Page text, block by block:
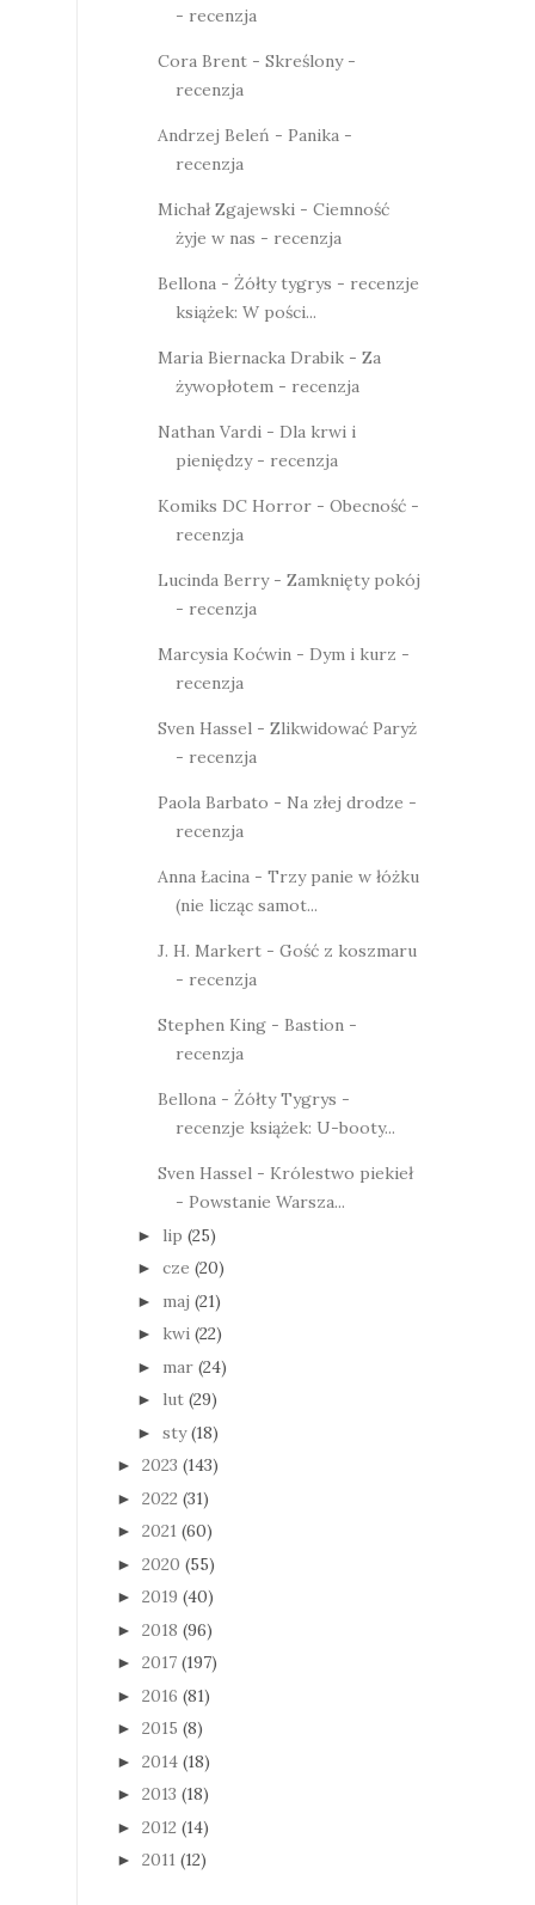
- recenzja
Cora Brent - Skreślony -
recenzja
Andrzej Beleń - Panika -
recenzja
Michał Zgajewski - Ciemność
żyje w nas - recenzja
Bellona - Żółty tygrys - recenzje
książek: W pości...
Maria Biernacka Drabik - Za
żywopłotem - recenzja
Nathan Vardi - Dla krwi i
pieniędzy - recenzja
Komiks DC Horror - Obecność -
recenzja
Lucinda Berry - Zamknięty pokój
- recenzja
Marcysia Koćwin - Dym i kurz -
recenzja
Sven Hassel - Zlikwidować Paryż
- recenzja
Paola Barbato - Na złej drodze -
recenzja
Anna Łacina - Trzy panie w łóżku
(nie licząc samot...
J. H. Markert - Gość z koszmaru
- recenzja
Stephen King - Bastion -
recenzja
Bellona - Żółty Tygrys -
recenzje książek: U-booty...
Sven Hassel - Królestwo piekieł
- Powstanie Warsza...
► lip (25)
► cze (20)
► maj (21)
► kwi (22)
► mar (24)
► lut (29)
► sty (18)
► 2023 (143)
► 2022 (31)
► 2021 (60)
► 2020 (55)
► 2019 (40)
► 2018 (96)
► 2017 (197)
► 2016 (81)
► 2015 (8)
► 2014 (18)
► 2013 (18)
► 2012 (14)
► 2011 (12)